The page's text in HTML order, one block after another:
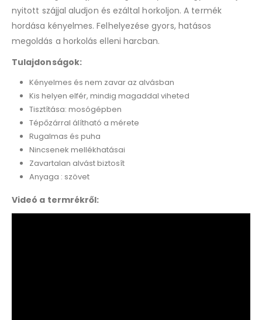
nyitott szájjal aludjon és ezáltal horkoljon. A termék
hordása kényelmes. Felhelyezése gyors, hatásos
megoldás a horkolás elleni harcban.
Tulajdonságok:
Kényelmes és nem zavar az alvásban
Kis helyen elfér, mindig magaddal viheted
Tisztítása: mosógépben
Tépőzárral álítható a mérete
Rugalmas és puha
Nincsenek mellékhatásai
Zavartalan alvást biztosít
Anyaga : szövet
Videó a termrékről: